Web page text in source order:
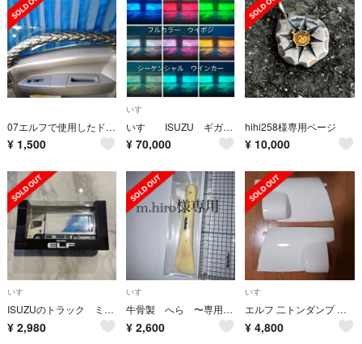
07エルフで使用したドアハンドルカバー
¥ 1,500
いすゞ
いすゞ ISUZU ギガ GIGA シーケンシャル LED ウインカー フルカラ
¥ 70,000
hihi258様専用ページ
¥ 10,000
いすゞ
ISUZUのトラック ミニカー
¥ 2,980
いすゞ
牛骨製 へら 〜専用となります〜
¥ 2,600
いすゞ
エルフ 二トンダンプ コーナーパネル
¥ 4,800